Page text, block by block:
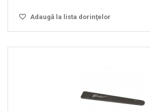
Adaugă la lista dorinţelor